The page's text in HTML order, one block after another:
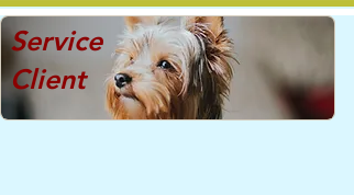
Service
Client